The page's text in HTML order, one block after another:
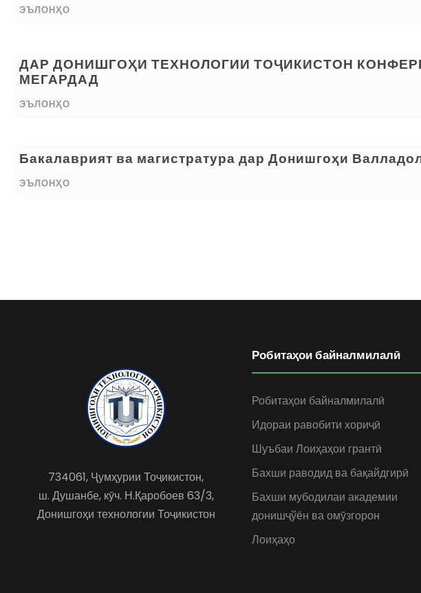
ЭЪЛОНҲО
ДАР ДОНИШГОҲИ ТЕХНОЛОГИИ ТОҶИКИСТОН
МЕГАРДАД
ЭЪЛОНҲО
Бакалаврият ва магистратура дар Донишгоҳи
ЭЪЛОНҲО
734061, Ҷумҳурии Тоҷикистон,
ш. Душанбе, кӯч. Н.Қаробоев 63/3,
Донишгоҳи технологии Тоҷикистон
Робитаҳои байналмилалӣ
Робитаҳои байналмилалӣ
Идораи равобити хориҷӣ
Шуъбаи Лоиҳаҳои грантӣ
Бахши раводид ва бақайдгирӣ
Бахши мубодилаи академии
донишҷўён ва омӯзгорон
Лоиҳаҳо